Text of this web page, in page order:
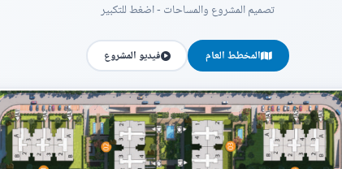
تصميم المشروع والمساحات - اضغط للتكبير
المخطط العام فيديو المشروع